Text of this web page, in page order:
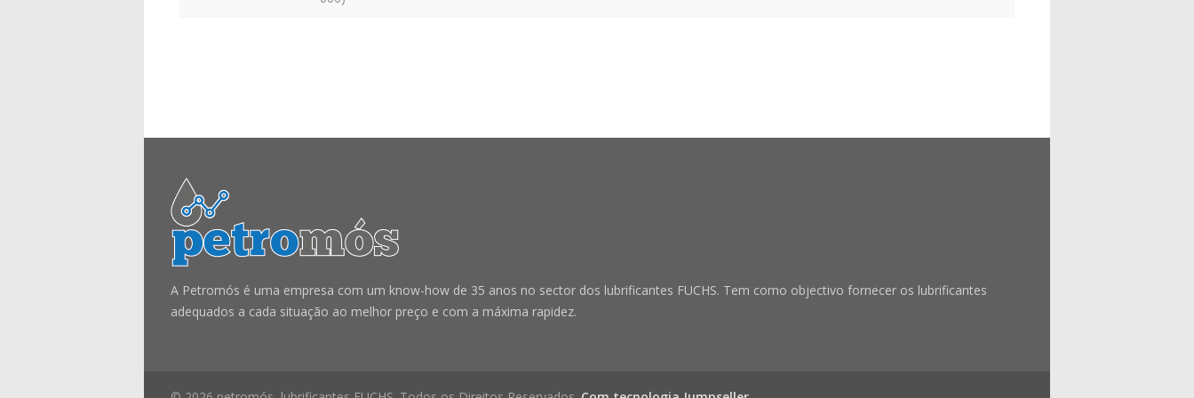
A Petromós é uma empresa com um know-how de 35 anos no sector dos lubrificantes FUCHS. Tem como objectivo fornecer os lubrificantes
adequados a cada situação ao melhor preço e com a máxima rapidez.